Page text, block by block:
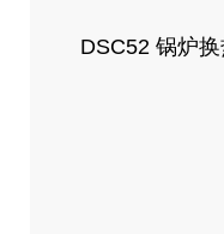
DSC52 锅炉